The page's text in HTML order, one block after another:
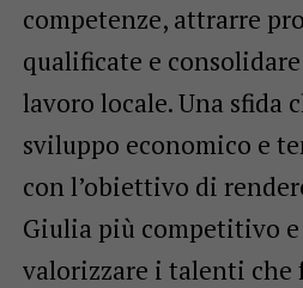
competenze, attrarre
qualificate e
lavoro locale. Una sfida
sviluppo economico e
con l’obiettivo di
Giulia più competitivo e
valorizzare i talenti che